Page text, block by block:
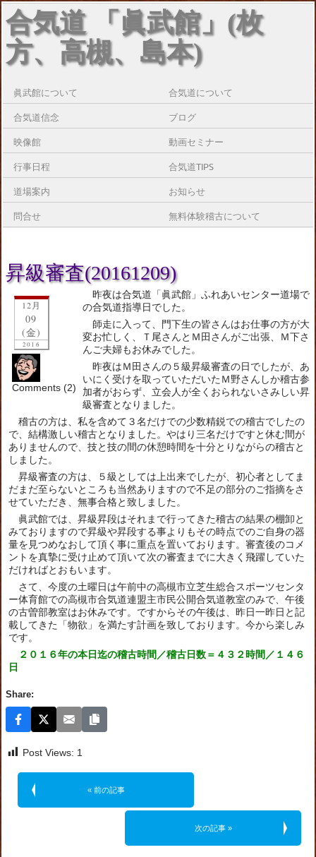
合気道 「眞武館」(枚
方、高槻、島本)
眞武館について 合気道について
合気道信念 ブログ
映像館 動画セミナー
行事日程 合気道TIPS
道場案内 お知らせ
問合せ 無料体験稽古について
昇級審査(20161209)
12月
09
(金)
2016
Comments (2)
昨夜は合気道「眞武館」ふれあいセンター道場で
の合気道指導日でした。
師走に入って、門下生の皆さんはお仕事の方が大
変お忙しく、Ｔ尾さんとＭ田さんがご出張、Ｍ下さ
んご夫婦もお休みでした。
昨夜はＭ田さんの５級昇級審査の日でしたが、あ
いにく受けを取っていただいたＭ野さんしか稽古参
加者がおらず、立会人が全くおられないさみしい昇
級審査となりました。
稽古の方は、私を含めて３名だけでの少数精鋭での稽古でしたの
で、結構激しい稽古となりました。やはり三名だけですと休む間が
ありませんので、技と技の間の休憩時間を十分とりながらの稽古と
しました。
昇級審査の方は、５級としては上出来でしたが、初心者としてま
だまだ至らないところも当然ありますので不足の部分のご指摘をさ
せていただき、無事合格と致しました。
眞武館では、昇級昇段はそれまで行ってきた稽古の結果の棚卸と
みておりますので昇級や昇段する事よりもその時点でのご自身の器
量を見つめなおして頂く事に重点を置いております。審査後のコメ
ントを真摯に受け止めて頂いて次の審査までに大きく飛躍していた
だければとおもいます。
さて、今度の土曜日は午前中の高槻市立芝生総合スポーツセンタ
ー体育館での高槻市合気道連盟主市民公開合気道教室のみで、午後
の古曽部教室はお休みです。ですからその午後は、昨日一昨日と記
載してきた「物欲」を満たす計画を致しております。今から楽しみ
です。
２０１６年の本日迄の稽古時間／稽古日数＝４３２時間／１４６
日
Share:
Post Views: 1
« 前の記事
次の記事 »